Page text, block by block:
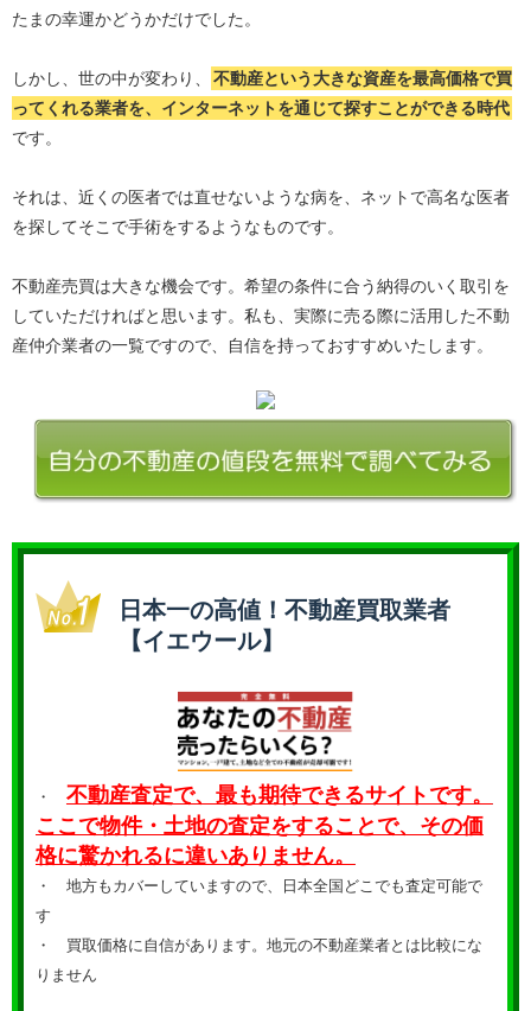
たまの幸運かどうかだけでした。
しかし、世の中が変わり、
不動産という大きな資産を最高価格で買
ってくれる業者を、インターネットを通じて探すことができる時代
です。
それは、近くの医者では直せないような病を、ネットで高名な医者
を探してそこで手術をするようなものです。
不動産売買は大きな機会です。希望の条件に合う納得のいく取引を
していただければと思います。私も、実際に売る際に活用した不動
産仲介業者の一覧ですので、自信を持っておすすめいたします。
日本一の高値！不動産買取業者
【イエウール】
・ 不動産査定で、最も期待できるサイトです。
ここで物件・土地の査定をすることで、その価
格に驚かれるに違いありません。
・ 地方もカバーしていますので、日本全国どこでも査定可能で
す
・ 買取価格に自信があります。地元の不動産業者とは比較にな
りません